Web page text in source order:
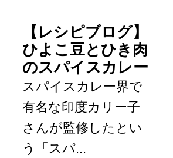
【レシピブログ】
ひよこ豆とひき肉
のスパイスカレー
スパイスカレー界で
有名な印度カリー子
さんが監修したとい
う「スパ...